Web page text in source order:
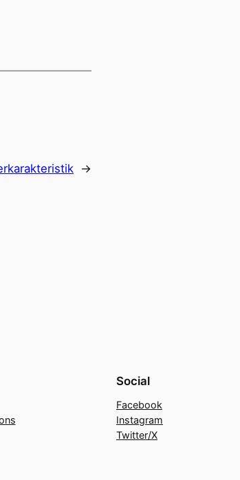
→
Social
Facebook
Instagram
Twitter/X